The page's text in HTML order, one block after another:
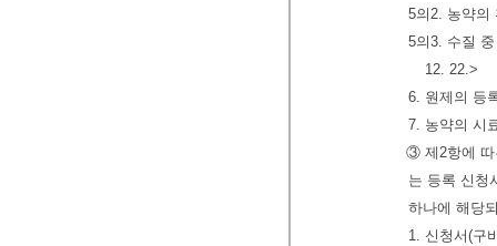
5의2. 농약의
5의3. 수질
12. 22.>
6. 원제의 등
7. 농약의 시
③ 제2항에 따
는 등록 신청
하나에 해당
1. 신청서(구